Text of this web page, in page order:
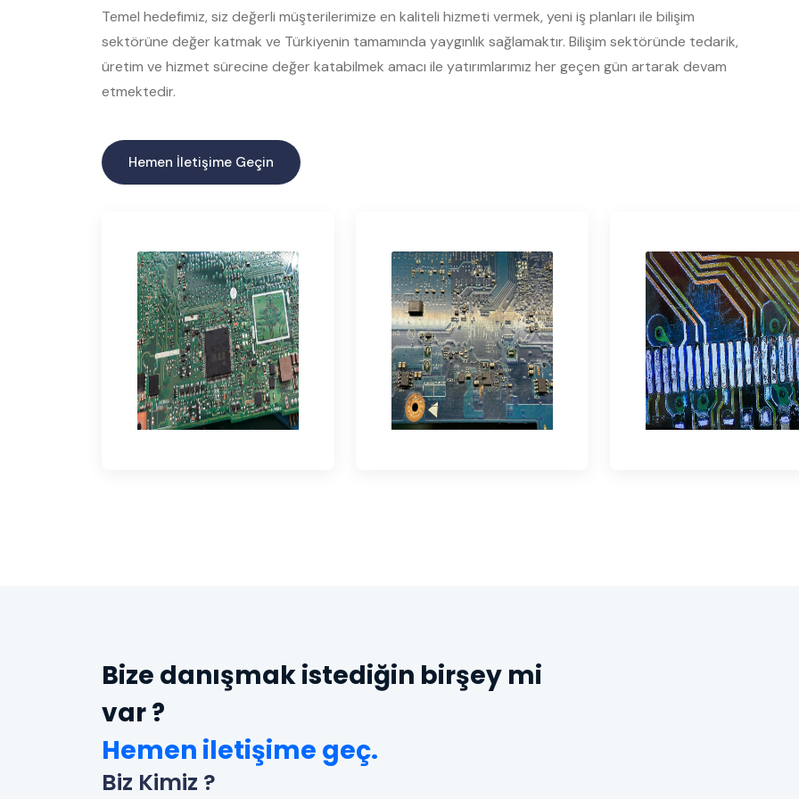
Temel hedefimiz, siz değerli müşterilerimize en kaliteli hizmeti vermek, yeni iş planları ile bilişim
sektörüne değer katmak ve Türkiyenin tamamında yaygınlık sağlamaktır. Bilişim sektöründe tedarik,
üretim ve hizmet sürecine değer katabilmek amacı ile yatırımlarımız her geçen gün artarak devam
etmektedir.
Hemen İletişime Geçin
Bize danışmak istediğin birşey mi
var ?
Hemen iletişime geç.
Biz Kimiz ?